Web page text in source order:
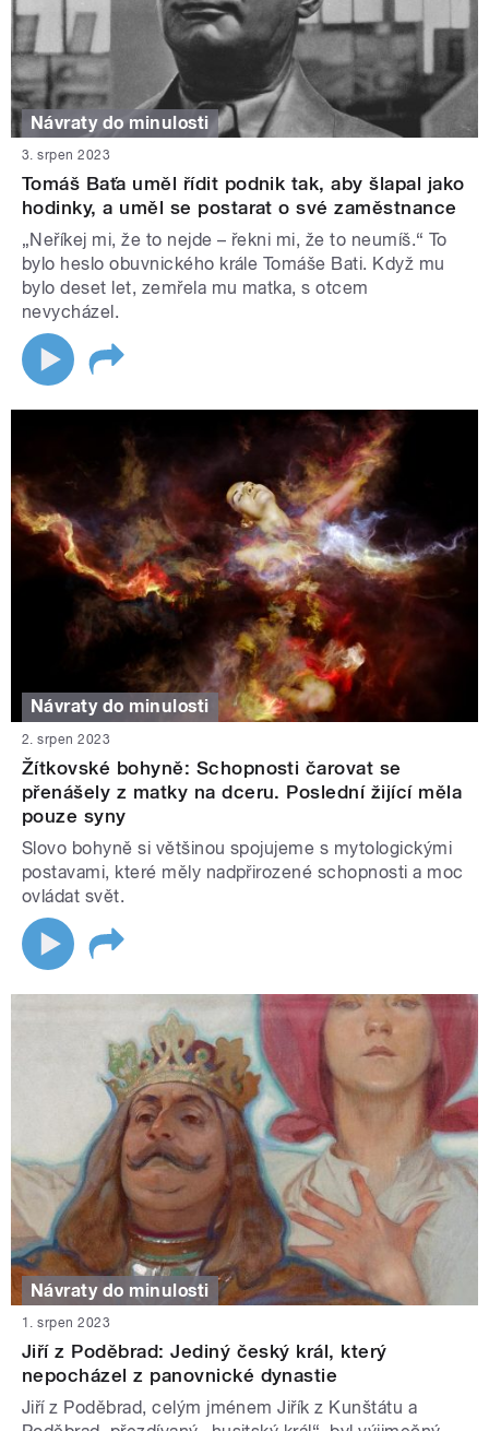
Návraty do minulosti
3. srpen 2023
Tomáš Baťa uměl řídit podnik tak, aby šlapal jako
hodinky, a uměl se postarat o své zaměstnance
„Neříkej mi, že to nejde – řekni mi, že to neumíš.“ To
bylo heslo obuvnického krále Tomáše Bati. Když mu
bylo deset let, zemřela mu matka, s otcem
nevycházel.
Návraty do minulosti
2. srpen 2023
Žítkovské bohyně: Schopnosti čarovat se
přenášely z matky na dceru. Poslední žijící měla
pouze syny
Slovo bohyně si většinou spojujeme s mytologickými
postavami, které měly nadpřirozené schopnosti a moc
ovládat svět.
Návraty do minulosti
1. srpen 2023
Jiří z Poděbrad: Jediný český král, který
nepocházel z panovnické dynastie
Jiří z Poděbrad, celým jménem Jiřík z Kunštátu a